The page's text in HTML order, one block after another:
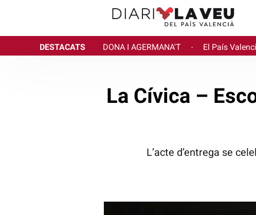
DESTACATS DONA I AGERMANA'T · El País
La Cívica –
L’acte d’entrega se